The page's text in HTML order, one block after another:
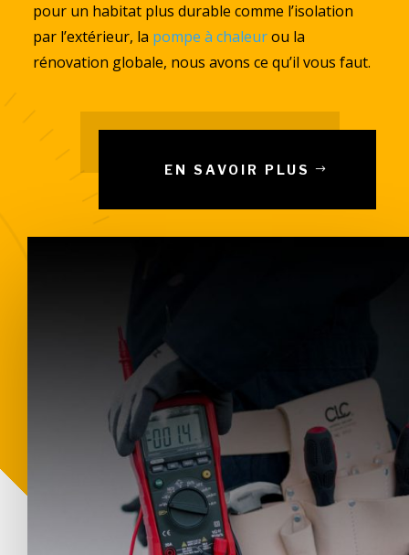
pour un habitat plus durable comme l’isolation
par l’extérieur, la pompe à chaleurou la
rénovation globale, nous avons ce qu’il vous faut.
EN SAVOIR PLUS